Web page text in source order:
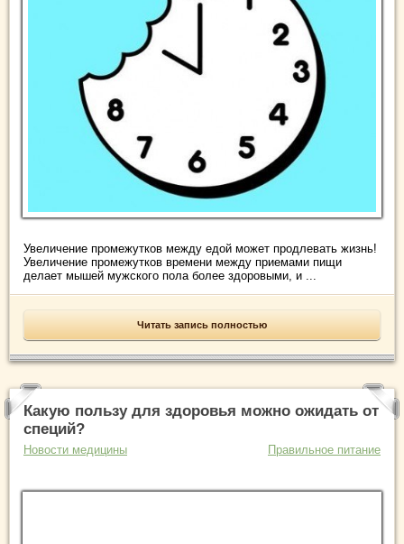
Увеличение промежутков между едой может продлевать жизнь!
Увеличение промежутков времени между приемами пищи
делает мышей мужского пола более здоровыми, и ...
Читать запись полностью
Какую пользу для здоровья можно ожидать от
специй?
Новости медицины Правильное питание